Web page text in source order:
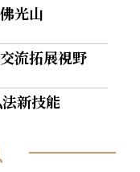
光山
流拓展視野
新技能